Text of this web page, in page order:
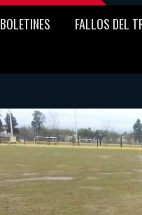
BOLETINES FALLOS DEL